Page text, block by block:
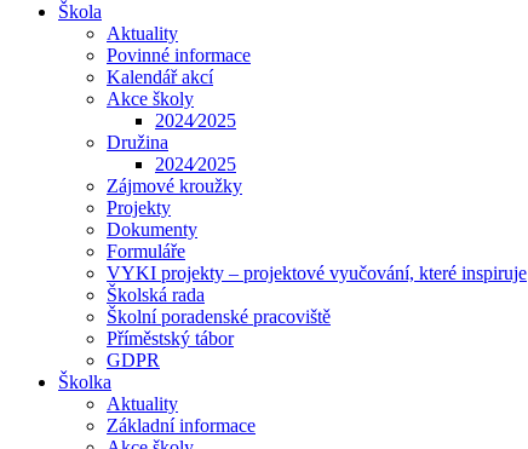
Škola
Aktuality
Povinné informace
Kalendář akcí
Akce školy
2024⁄2025
Družina
2024⁄2025
Zájmové kroužky
Projekty
Dokumenty
Formuláře
VYKI projekty – projektové vyučování, které inspiruje
Školská rada
Školní poradenské pracoviště
Příměstský tábor
GDPR
Školka
Aktuality
Základní informace